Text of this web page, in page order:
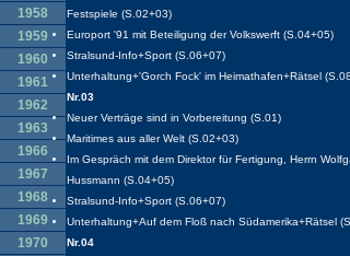
1958
1959
1960
1961
1962
1963
1966
1967
1968
1969
1970
Festspiele (S.02+03)
Europort '91 mit Beteiligung der Volkswerft (S.04+05)
Stralsund-Info+Sport (S.06+07)
Unterhaltung+'Gorch Fock' im Heimathafen+Rätsel (S.08)
Nr.03
Neuer Verträge sind in Vorbereitung (S.01)
Maritimes aus aller Welt (S.02+03)
Im Gespräch mit dem Direktor für Fertigung, Herrn
Hussmann (S.04+05)
Stralsund-Info+Sport (S.06+07)
Unterhaltung+Auf dem Floß nach Südamerika+Rätsel
Nr.04